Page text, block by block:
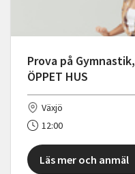
Prova på
ÖPPET HUS
Växjö
12:00
Läs mer och anmäl